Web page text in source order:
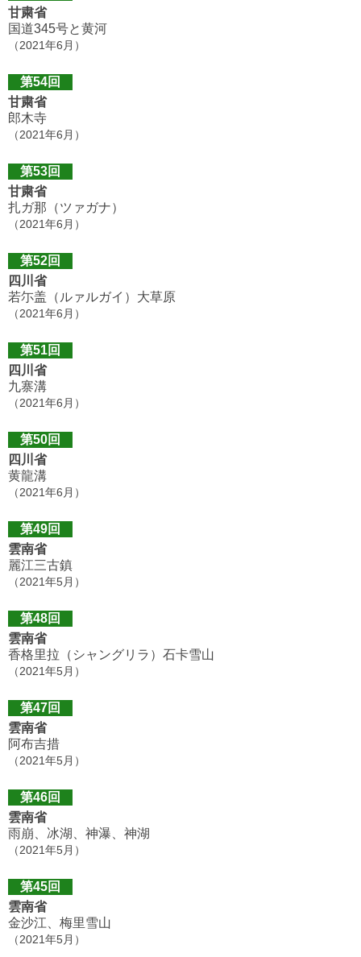
甘粛省
国道345号と黄河
（2021年6月）
第54回
甘粛省
郎木寺
（2021年6月）
第53回
甘粛省
扎ガ那（ツァガナ）
（2021年6月）
第52回
四川省
若尓盖（ルァルガイ）大草原
（2021年6月）
第51回
四川省
九寨溝
（2021年6月）
第50回
四川省
黄龍溝
（2021年6月）
第49回
雲南省
麗江三古鎮
（2021年5月）
第48回
雲南省
香格里拉（シャングリラ）石卡雪山
（2021年5月）
第47回
雲南省
阿布吉措
（2021年5月）
第46回
雲南省
雨崩、冰湖、神瀑、神湖
（2021年5月）
第45回
雲南省
金沙江、梅里雪山
（2021年5月）